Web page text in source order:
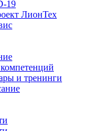
19
ЛионТех
и тренинги